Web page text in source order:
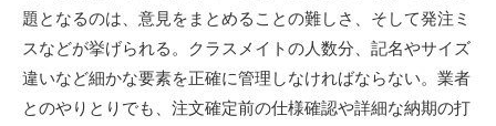
題となるのは、意見をまとめることの難しさ、そして発注ミ
スなどが挙げられる。クラスメイトの人数分、記名やサイズ
違いなど細かな要素を正確に管理しなければならない。業者
とのやりとりでも、注文確定前の仕様確認や詳細な納期の打